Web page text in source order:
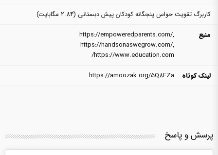
کاربرگ تقویت حواس پنجگانه کودکان پیش دبستانی (2.84 مگابایت)
منبع
https://empoweredparents.com/,
https://handsonaswegrow.com/,
https://www.education.com/
لینک کوتاه
https://amoozak.org/5Q8EZa
پرسش و پاسخ